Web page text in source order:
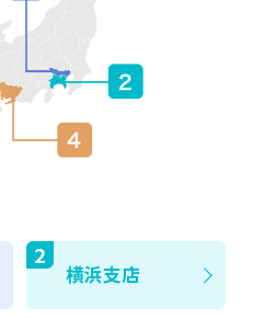
横浜支店